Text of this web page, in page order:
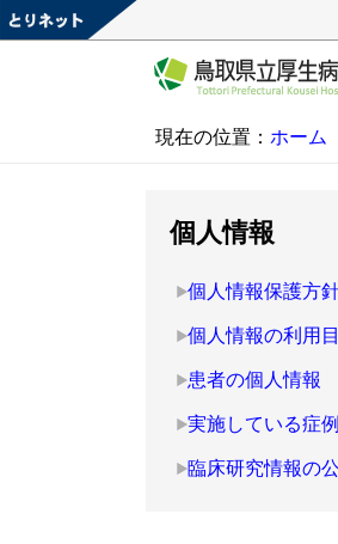
現在の位置： ホーム
個人情報
個人情報保護方
個人情報の利用
患者の個人情報
実施している症
臨床研究情報の